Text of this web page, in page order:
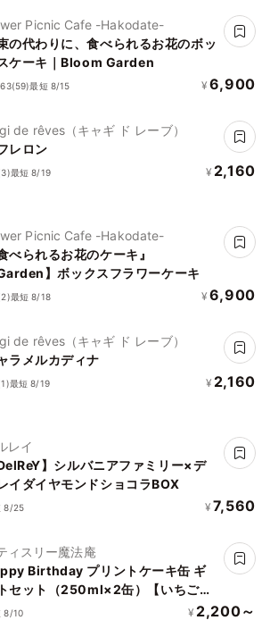
Picnic Cafe -Hakodate-
の代わりに、食べられるお花のボッ
ケーキ｜Bloom Garden
(59)最短 8/15 ¥ 6,900
de rêves（キャギ ド レーブ）
レロン
最短 8/19 ¥ 2,160
Picnic Cafe -Hakodate-
べられるお花のケーキ』
Garden】ボックスフラワーケーキ
最短 8/18 ¥ 6,900
de rêves（キャギ ド レーブ）
ラメルカディナ
最短 8/19 ¥ 2,160
レイ
DelReY】シルバニアファミリー×デ
イダイヤモンドショコラBOX
8/25 ¥ 7,560
ィスリー魔法庵
Birthday プリントケーキ缶 ギ
セット（250ml×2缶）【いちご・
】
8/10 ¥ 2,200～